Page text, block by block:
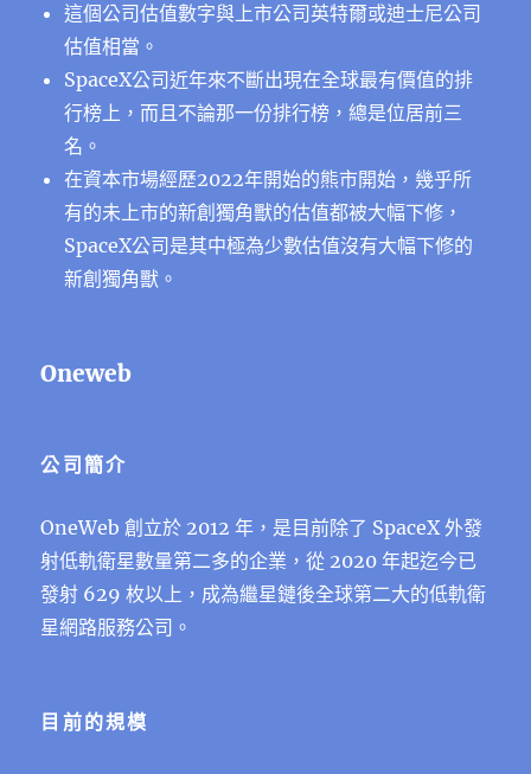
這個公司估值數字與上市公司英特爾或迪士尼公司
估值相當。
SpaceX公司近年來不斷出現在全球最有價值的排
行榜上，而且不論那一份排行榜，總是位居前三
名。
在資本市場經歷2022年開始的熊市開始，幾乎所
有的未上市的新創獨角獸的估值都被大幅下修，
SpaceX公司是其中極為少數估值沒有大幅下修的
新創獨角獸。
Oneweb
公司簡介
OneWeb 創立於 2012 年，是⽬前除了 SpaceX 外發
射低軌衛星數量第⼆多的企業，從 2020 年起迄今已
發射 629 枚以上，成為繼星鏈後全球第⼆⼤的低軌衛
星網路服務公司。
目前的規模